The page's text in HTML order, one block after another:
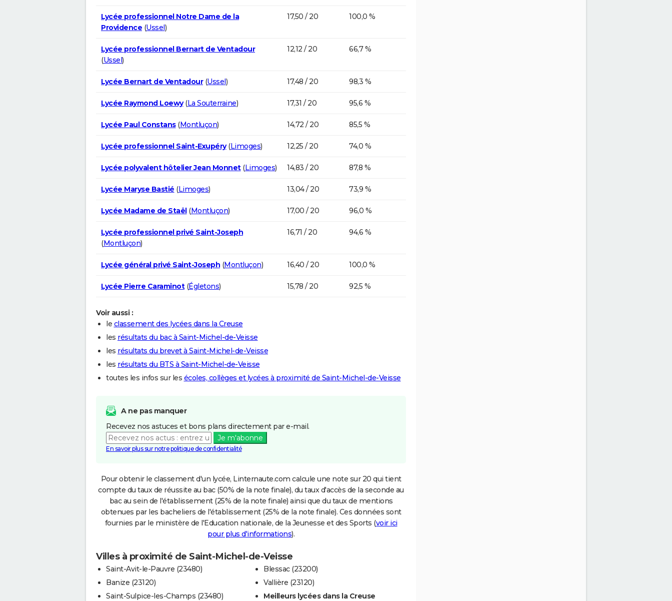
Lycée professionnel Notre Dame de la
Providence (Ussel)
17,50 / 20 100,0 %
Lycée professionnel Bernart de Ventadour
(Ussel)
12,12 / 20 66,7 %
Lycée Bernart de Ventadour(Ussel) 17,48 / 20 98,3 %
Lycée Raymond Loewy(La Souterraine) 17,31 / 20 95,6 %
Lycée Paul Constans(Montluçon) 14,72 / 20 85,5 %
Lycée professionnel Saint-Exupéry(Limoges) 12,25 / 20 74,0 %
Lycée polyvalent hôtelier Jean Monnet(Limoges) 14,83 / 20 87,8 %
Lycée Maryse Bastié (Limoges) 13,04 / 20 73,9 %
Lycée Madame de Staël(Montluçon) 17,00 / 20 96,0 %
Lycée professionnel privé Saint-Joseph
(Montluçon)
16,71 / 20 94,6 %
Lycée général privé Saint-Joseph (Montluçon) 16,40 / 20 100,0 %
Lycée Pierre Caraminot(Égletons) 15,78 / 20 92,5 %
Voir aussi :
le classement des lycées dans la Creuse
les résultats du bac à Saint-Michel-de-Veisse
les résultats du brevet à Saint-Michel-de-Veisse
les résultats du BTS à Saint-Michel-de-Veisse
toutes les infos sur les écoles, collèges et lycées à proximité de Saint-Michel-de-Veisse
A ne pas manquer
Recevez nos astuces et bons plans directement par e-mail.
Je m'abonne
En savoir plus sur notre politique de confidentialité
Pour obtenir le classement d'un lycée, Linternaute.com calcule une note sur 20 qui tient
compte du taux de réussite au bac (50% de la note finale), du taux d'accès de la seconde au
bac au sein de l'établissement (25% de la note finale) ainsi que du taux de mentions
obtenues par les bacheliers de l'établissement (25% de la note finale). Ces données sont
fournies par le ministère de l'Education nationale, de la Jeunesse et des Sports (voir ici
pour plus d'informations).
Villes à proximité de Saint-Michel-de-Veisse
Saint-Avit-le-Pauvre (23480)
Banize (23120)
Saint-Sulpice-les-Champs (23480)
Blessac (23200)
Vallière (23120)
Meilleurs lycées dans la Creuse